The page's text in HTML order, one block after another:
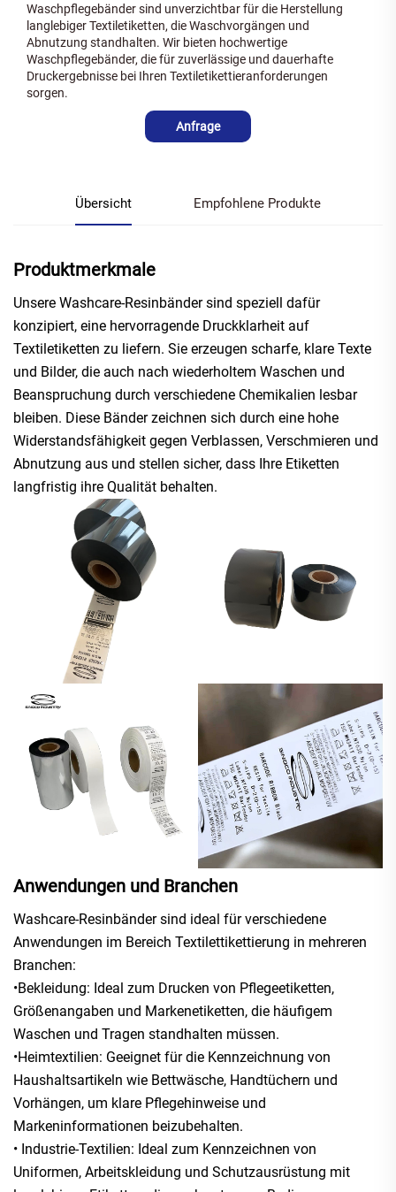
Waschpflegebänder sind unverzichtbar für die Herstellung
langlebiger Textiletiketten, die Waschvorgängen und
Abnutzung standhalten. Wir bieten hochwertige
Waschpflegebänder, die für zuverlässige und dauerhafte
Druckergebnisse bei Ihren Textiletikettieranforderungen
sorgen.
Anfrage
Übersicht Empfohlene Produkte
Produktmerkmale
Unsere Washcare-Resinbänder sind speziell dafür
konzipiert, eine hervorragende Druckklarheit auf
Textiletiketten zu liefern. Sie erzeugen scharfe, klare Texte
und Bilder, die auch nach wiederholtem Waschen und
Beanspruchung durch verschiedene Chemikalien lesbar
bleiben. Diese Bänder zeichnen sich durch eine hohe
Widerstandsfähigkeit gegen Verblassen, Verschmieren und
Abnutzung aus und stellen sicher, dass Ihre Etiketten
langfristig ihre Qualität behalten.
Anwendungen und Branchen
Washcare-Resinbänder sind ideal für verschiedene
Anwendungen im Bereich Textilettikettierung in mehreren
Branchen:
•Bekleidung: Ideal zum Drucken von Pflegeetiketten,
Größenangaben und Markenetiketten, die häufigem
Waschen und Tragen standhalten müssen.
•Heimtextilien: Geeignet für die Kennzeichnung von
Haushaltsartikeln wie Bettwäsche, Handtüchern und
Vorhängen, um klare Pflegehinweise und
Markeninformationen beizubehalten.
• Industrie-Textilien: Ideal zum Kennzeichnen von
Uniformen, Arbeitskleidung und Schutzausrüstung mit